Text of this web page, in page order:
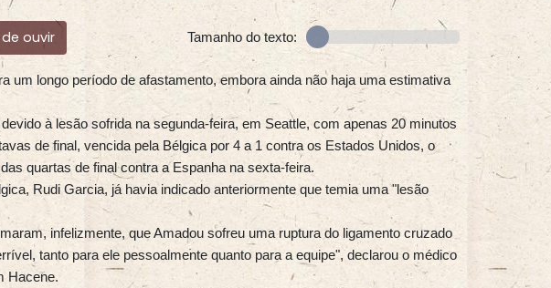
ouvir Tamanho do texto:
um longo período de afastamento, embora ainda não haja uma estimativa
à lesão sofrida na segunda-feira, em Seattle, com apenas 20 minutos
de final, vencida pela Bélgica por 4 a 1 contra os Estados Unidos, o
quartas de final contra a Espanha na sexta-feira.
Rudi Garcia, já havia indicado anteriormente que temia uma "lesão
infelizmente, que Amadou sofreu uma ruptura do ligamento cruzado
tanto para ele pessoalmente quanto para a equipe", declarou o médico
Hacene.